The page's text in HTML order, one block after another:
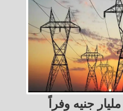
مسؤول حكومي : 20 مليار جنيه وفراً